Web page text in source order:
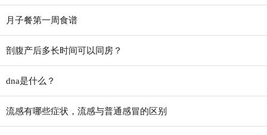
月子餐第一周食谱
剖腹产后多长时间可以同房？
dna是什么？
流感有哪些症状，流感与普通感冒的区别